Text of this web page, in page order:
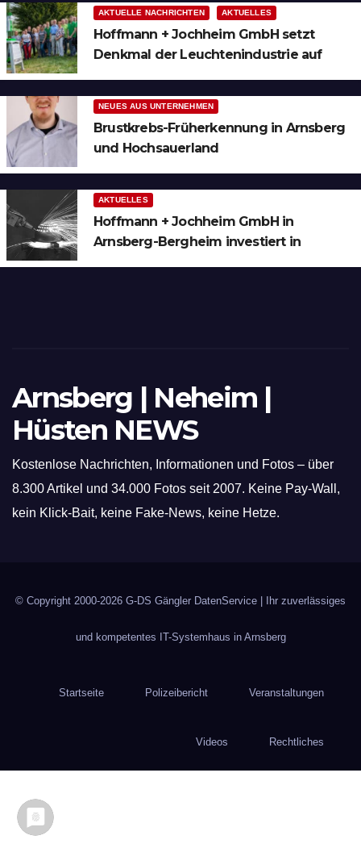
AKTUELLE NACHRICHTEN AKTUELLES
Hoffmann + Jochheim GmbH setzt
Denkmal der Leuchtenindustrie auf
NEUES AUS UNTERNEHMEN
Brustkrebs-Früherkennung in Arnsberg
und Hochsauerland
AKTUELLES
Hoffmann + Jochheim GmbH in
Arnsberg-Bergheim investiert in
Arnsberg | Neheim |
Hüsten NEWS
Kostenlose Nachrichten, Informationen und Fotos – über
8.300 Artikel und 34.000 Fotos seit 2007. Keine Pay-Wall,
kein Klick-Bait, keine Fake-News, keine Hetze.
© Copyright 2000-2026 G-DS Gängler DatenService | Ihr zuverlässiges
und kompetentes IT-Systemhaus in Arnsberg
Startseite Polizeibericht Veranstaltungen
Videos Rechtliches